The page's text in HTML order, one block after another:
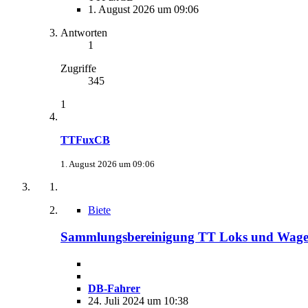
1. August 2026 um 09:06
Antworten
1
Zugriffe
345
1
TTFuxCB
1. August 2026 um 09:06
Biete
Sammlungsbereinigung TT Loks und
DB-Fahrer
24. Juli 2024 um 10:38